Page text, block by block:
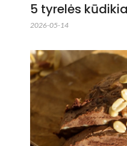
5 tyrelės
2026-05-14